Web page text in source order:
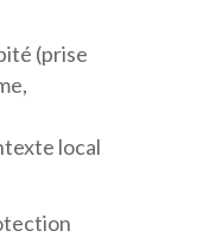
(prise
local